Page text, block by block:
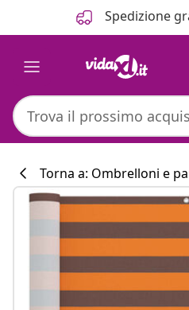
Spedizione
Torna a: Ombrelloni e